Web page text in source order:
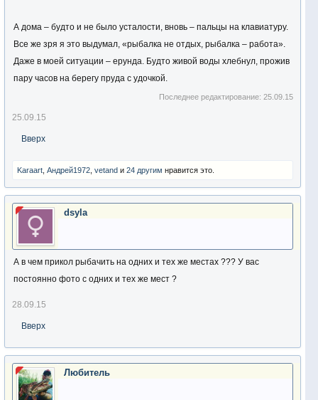
А дома – будто и не было усталости, вновь – пальцы на клавиатуру.
Все же зря я это выдумал, «рыбалка не отдых, рыбалка – работа».
Даже в моей ситуации – ерунда. Будто живой воды хлебнул, прожив
пару часов на берегу пруда с удочкой.
Последнее редактирование:25.09.15
25.09.15
Вверх
Karaart Андрей1972 vetand и 24 другим нравится это.
dsyla
А в чем прикол рыбачить на одних и тех же местах ??? У вас
постоянно фото с одних и тех же мест ?
28.09.15
Вверх
Любитель